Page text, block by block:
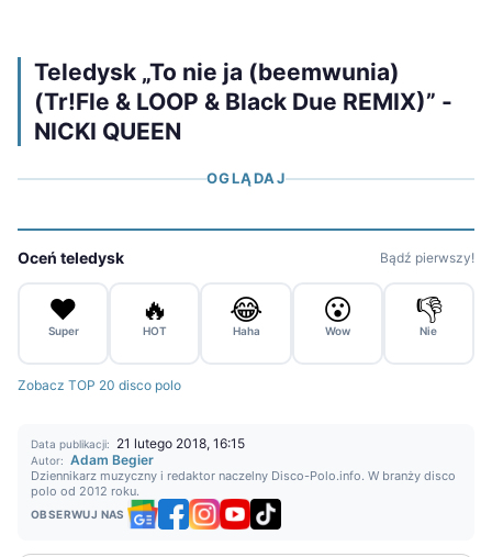
Teledysk „To nie ja (beemwunia)
(Tr!Fle & LOOP & Black Due REMIX)” -
NICKI QUEEN
OGLĄDAJ
Oceń teledysk Bądź pierwszy!
❤️
Super
🔥
HOT
😂
Haha
😮
Wow
👎
Nie
Zobacz TOP 20 disco polo
Data publikacji: 21 lutego 2018, 16:15
Autor: Adam Begier
Dziennikarz muzyczny i redaktor naczelny Disco-Polo.info. W branży disco
polo od 2012 roku.
OBSERWUJ NAS